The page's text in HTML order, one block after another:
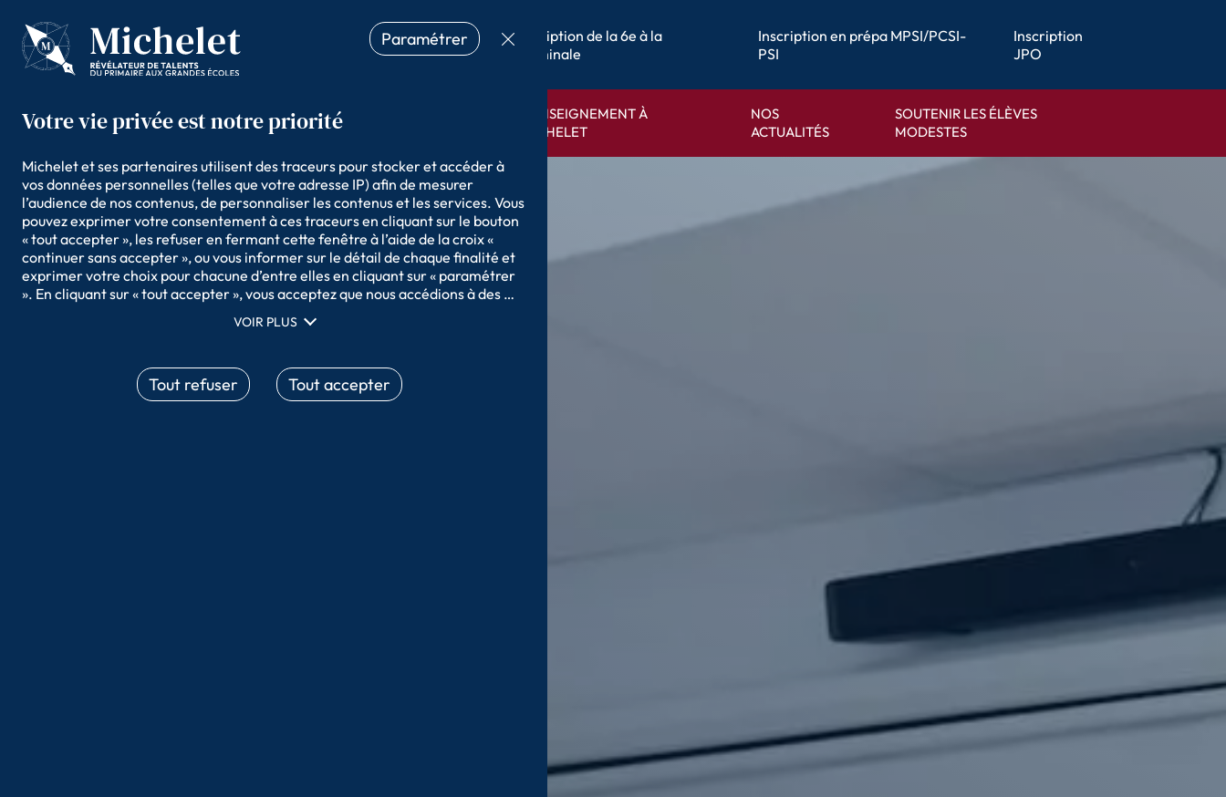
Michelet et ses partenaires utilisent des traceurs pour stocker et accéder à
vos données personnelles (telles que votre adresse IP) afin de mesurer
l’audience de nos contenus, de personnaliser les contenus et les services. Vous
pouvez exprimer votre consentement à ces traceurs en cliquant sur le bouton
« tout accepter », les refuser en fermant cette fenêtre à l’aide de la croix «
continuer sans accepter », ou vous informer sur le détail de chaque finalité et
exprimer votre choix pour chacune d’entre elles en cliquant sur « paramétrer
». En cliquant sur « tout accepter », vous acceptez que nous accédions à des
audience, développer et améliorer nos produits, assurer la sécurité, prévenir
correspondance et combiner des sources de données hors ligne, relier
différents terminaux, recevoir et utiliser des caractéristiques d’identification
d’appareil envoyées automatiquement, utiliser des données de
VOIR PLUS
Tout accepter
Tout refuser
Paramétrer
Inscription en
Primaire
Inscription de la 6e à la
Terminale
Inscription en prépa MPSI/PCSI-
PSI
Inscription
JPO
À PROPOS DE
MICHELET
NIVEAUX
D’ENSEIGNEMENT
L’ENSEIGNEMENT À
MICHELET
NOS
ACTUALITÉS
SOUTENIR LES ÉLÈVES
MODESTES